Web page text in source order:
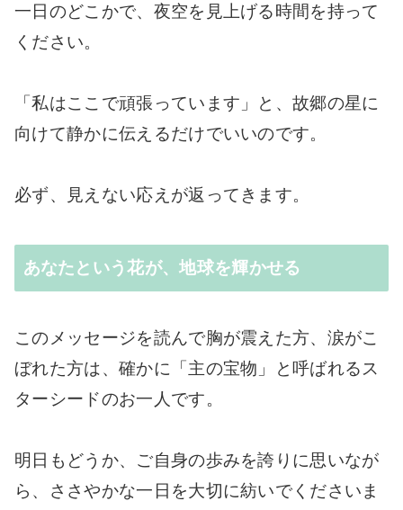
一日のどこかで、夜空を見上げる時間を持って
ください。
「私はここで頑張っています」と、故郷の星に
向けて静かに伝えるだけでいいのです。
必ず、見えない応えが返ってきます。
あなたという花が、地球を輝かせる
このメッセージを読んで胸が震えた方、涙がこ
ぼれた方は、確かに「主の宝物」と呼ばれるス
ターシードのお一人です。
明日もどうか、ご自身の歩みを誇りに思いなが
ら、ささやかな一日を大切に紡いでくださいま